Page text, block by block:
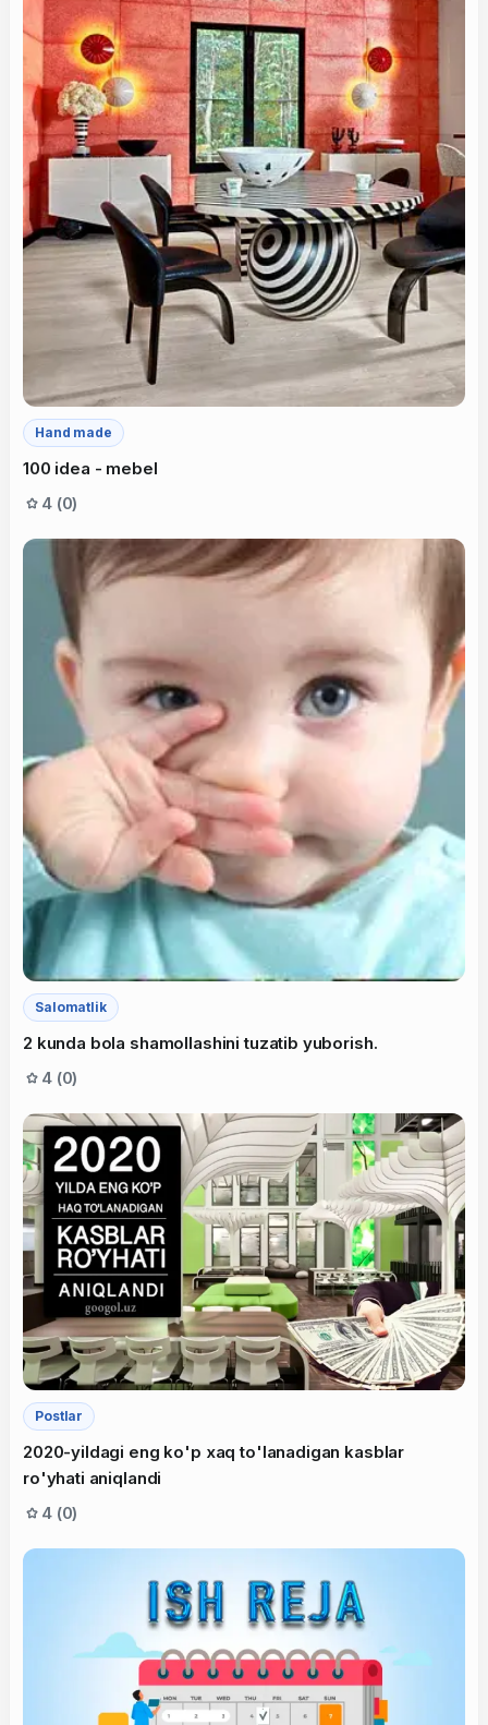
Hand made
100 idea - mebel
4 (0)
Salomatlik
2 kunda bola shamollashini tuzatib yuborish.
4 (0)
Postlar
2020-yildagi eng ko'p xaq to'lanadigan kasblar
ro'yhati aniqlandi
4 (0)